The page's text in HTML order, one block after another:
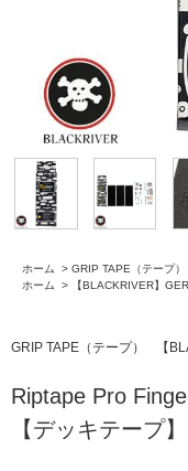
ホーム > GRIP TAPE（テープ）
ホーム
> 【BLACKRIVER】
GRIP TAPE（テープ） 【
Riptape Pro
【デッキテープ】